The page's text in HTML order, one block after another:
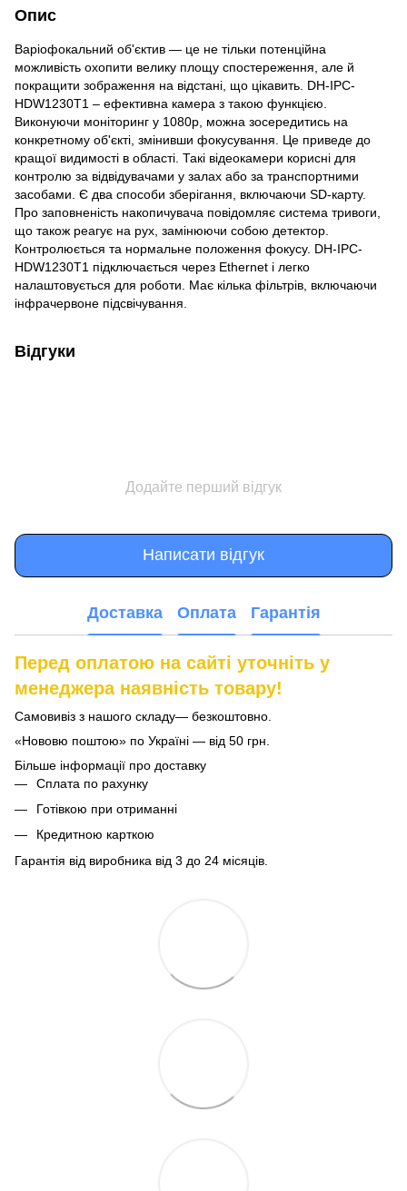
Опис
Варіофокальний об'єктив — це не тільки потенційна
можливість охопити велику площу спостереження, але й
покращити зображення на відстані, що цікавить. DH-IPC-
HDW1230T1 – ефективна камера з такою функцією.
Виконуючи моніторинг у 1080p, можна зосередитись на
конкретному об'єкті, змінивши фокусування. Це приведе до
кращої видимості в області. Такі відеокамери корисні для
контролю за відвідувачами у залах або за транспортними
засобами. Є два способи зберігання, включаючи SD-карту.
Про заповненість накопичувача повідомляє система тривоги,
що також реагує на рух, замінюючи собою детектор.
Контролюється та нормальне положення фокусу. DH-IPC-
HDW1230T1 підключається через Ethernet і легко
налаштовується для роботи. Має кілька фільтрів, включаючи
інфрачервоне підсвічування.
Відгуки
Додайте перший відгук
Написати відгук
Доставка Оплата Гарантія
Перед оплатою на сайті уточніть у
менеджера наявність товару!
Самовивіз з нашого складу— безкоштовно.
«Нововю поштою» по Україні — від 50 грн.
Більше інформації про доставку
Сплата по рахунку
Готівкою при отриманні
Кредитною карткою
Гарантія від виробника від 3 до 24 місяців.